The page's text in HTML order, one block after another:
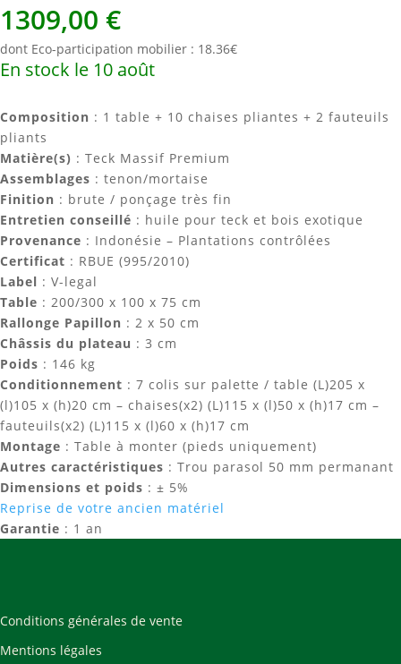
1309,00 €
dont Eco-participation mobilier : 18.36€
En stock le 10 août
Composition : 1 table + 10 chaises pliantes + 2 fauteuils
pliants
Matière(s) : Teck Massif Premium
Assemblages : tenon/mortaise
Finition : brute / ponçage très fin
Entretien conseillé : huile pour teck et bois exotique
Provenance : Indonésie – Plantations contrôlées
Certificat : RBUE (995/2010)
Label : V-legal
Table : 200/300 x 100 x 75 cm
Rallonge Papillon : 2 x 50 cm
Châssis du plateau : 3 cm
Poids : 146 kg
Conditionnement : 7 colis sur palette / table (L)205 x
(l)105 x (h)20 cm – chaises(x2) (L)115 x (l)50 x (h)17 cm –
fauteuils(x2) (L)115 x (l)60 x (h)17 cm
Montage : Table à monter (pieds uniquement)
Autres caractéristiques : Trou parasol 50 mm permanant
Dimensions et poids : ± 5%
Reprise de votre ancien matériel
Garantie : 1 an
Conditions générales de vente
Mentions légales